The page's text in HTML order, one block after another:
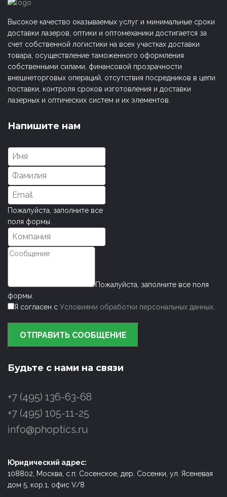
Высокое качество оказываемых услуг и минимальные сроки
доставки лазеров, оптики и оптомеханики достигается за
счет собственной логистики на всех участках доставки
товара, осуществление таможенного оформления
собственными силами, финансовой прозрачности
внешнеторговых операций, отсутствия посредников в цепи
поставки, контроля сроков изготовления и доставки
лазерных и оптических систем и их элементов.
Напишите нам
Пожалуйста, заполните все
поля формы.
Пожалуйста, заполните все поля
формы.
Я согласен с Условиями обработки персональных данных
ОТПРАВИТЬ СООБЩЕНИЕ
Будьте с нами на связи
+7 (495) 136-63-68
+7 (495) 105-11-25
info@phoptics.ru
Юридический адрес:
108802, Москва, с.п. Сосенское, дер. Сосенки, ул. Ясеневая
дом 5, кор.1, офис V/8